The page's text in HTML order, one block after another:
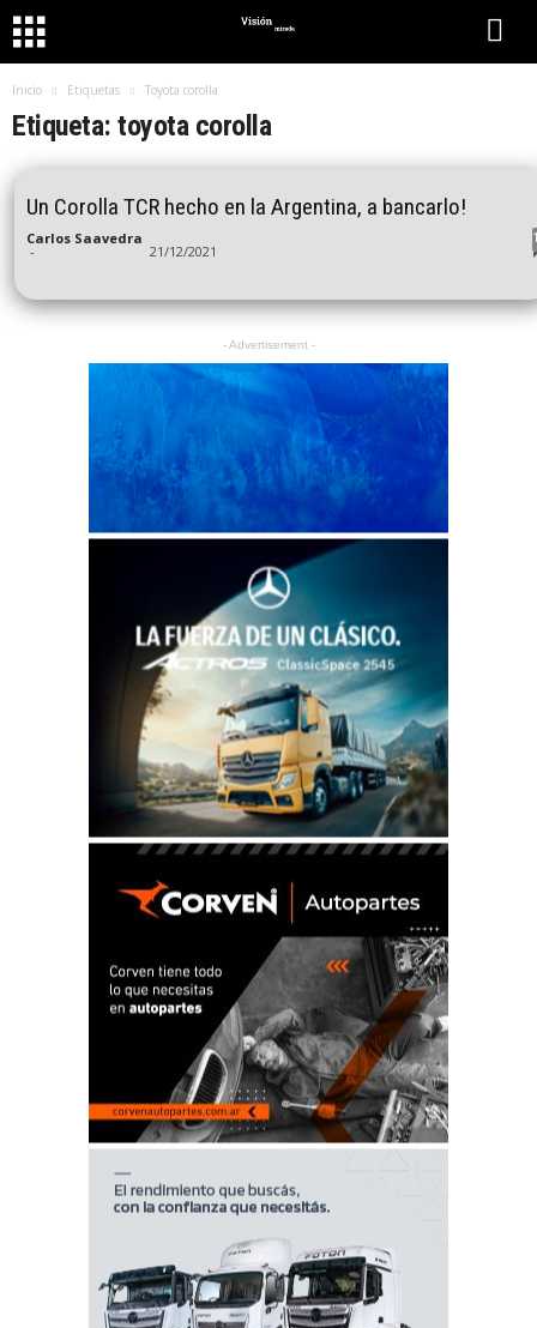
Inicio Etiquetas Toyota corolla
Etiqueta: toyota corolla
Un Corolla TCR hecho en la Argentina, a bancarlo!
Carlos Saavedra
- 21/12/2021
- Advertisement -